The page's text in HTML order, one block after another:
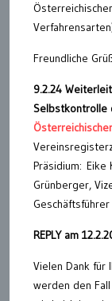
Freundliche
9.2.24
Selbstkontrolle
Präsidium: Eike
Grünberger,
Geschäftsführer
REPLY am
Vielen Dank für
werden den